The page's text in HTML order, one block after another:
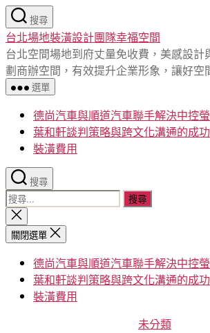
跳
至
主
要
內
容
搜尋
台北場地裝潢設計團隊幸福空間
台北空間場地到府丈量免收費，美感設計
劃商辦空間，有效提升企業形象，讓好空
選單
德尚汽車與順道汽車聯手解決中控
葉和軒談判策略與跨文化溝通的成
裝潢費用
搜尋
搜
尋
關
鍵
關
閉
搜
關閉選單
德尚汽車與順道汽車聯手解決中控
葉和軒談判策略與跨文化溝通的成
裝潢費用
分
未分類